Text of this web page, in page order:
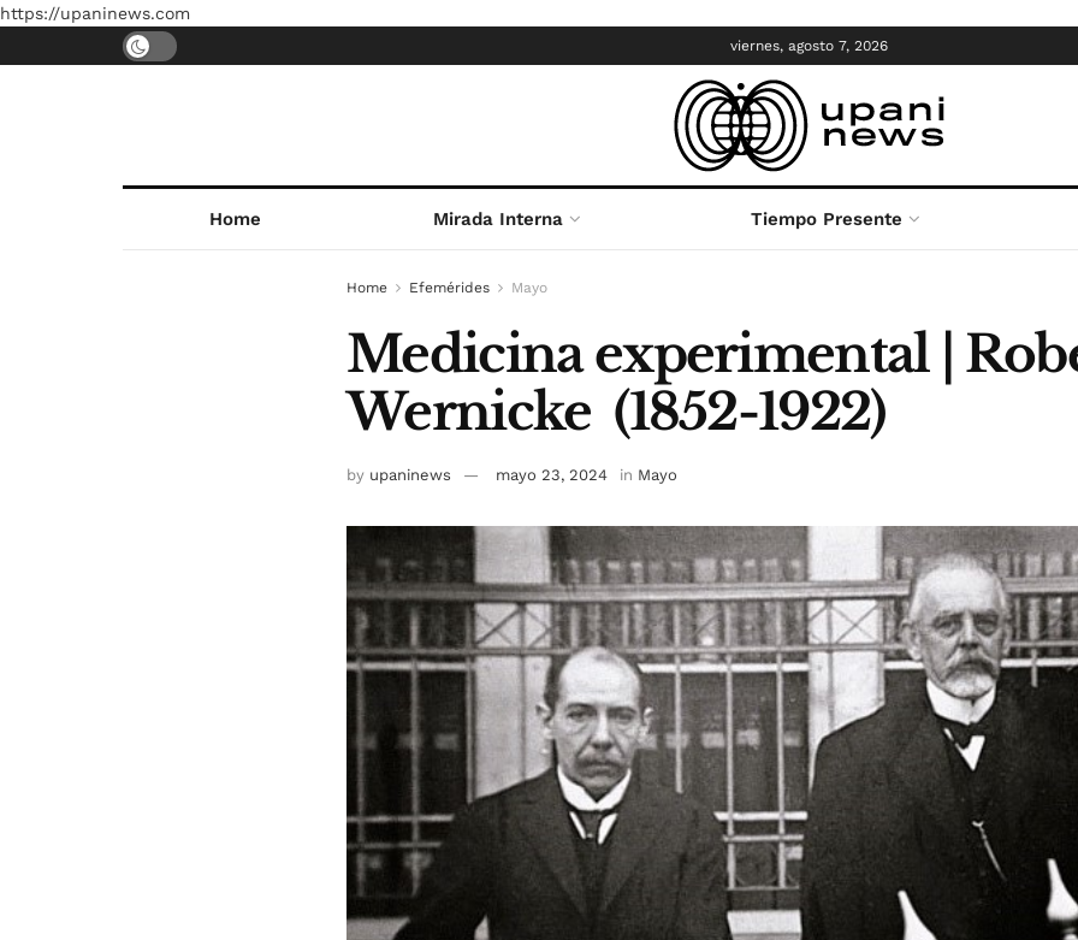
https://upaninews.com
viernes, agosto 7, 2026
Home Mirada Interna Tiempo Presente
Home Efemérides Mayo
Medicina experimental |
Wernicke (1852-1922)
by upaninews mayo 23, 2024 in Mayo